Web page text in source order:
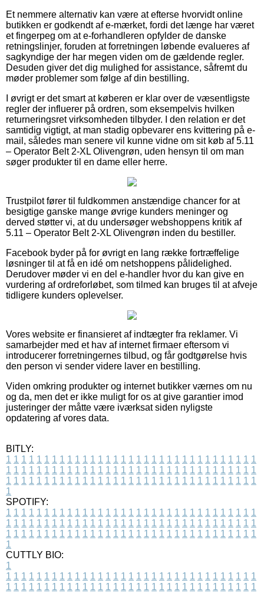
Et nemmere alternativ kan være at efterse hvorvidt online
butikken er godkendt af e-mærket, fordi det længe har været
et fingerpeg om at e-forhandleren opfylder de danske
retningslinjer, foruden at forretningen løbende evalueres af
sagkyndige der har megen viden om de gældende regler.
Desuden giver det dig mulighed for assistance, såfremt du
møder problemer som følge af din bestilling.
I øvrigt er det smart at køberen er klar over de væsentligste
regler der influerer på ordren, som eksempelvis hvilken
returneringsret virksomheden tilbyder. I den relation er det
samtidig vigtigt, at man stadig opbevarer ens kvittering på e-
mail, således man senere vil kunne vidne om sit køb af 5.11
– Operator Belt 2-XL Olivengrøn, uden hensyn til om man
søger produkter til en dame eller herre.
Trustpilot fører til fuldkommen anstændige chancer for at
besigtige ganske mange øvrige kunders meninger og
derved støtter vi, at du undersøger webshoppens kritik af
5.11 – Operator Belt 2-XL Olivengrøn inden du bestiller.
Facebook byder på for øvrigt en lang række fortræffelige
løsninger til at få en idé om netshoppens pålidelighed.
Derudover møder vi en del e-handler hvor du kan give en
vurdering af ordreforløbet, som tilmed kan bruges til at afveje
tidligere kunders oplevelser.
Vores website er finansieret af indtægter fra reklamer. Vi
samarbejder med et hav af internet firmaer eftersom vi
introducerer forretningernes tilbud, og får godtgørelse hvis
den person vi sender videre laver en bestilling.
Viden omkring produkter og internet butikker værnes om nu
og da, men det er ikke muligt for os at give garantier imod
justeringer der måtte være iværksat siden nyligste
opdatering af vores data.
BITLY:
1 1 1 1 1 1 1 1 1 1 1 1 1 1 1 1 1 1 1 1 1 1 1 1 1 1 1 1 1 1 1 1 1
1 1 1 1 1 1 1 1 1 1 1 1 1 1 1 1 1 1 1 1 1 1 1 1 1 1 1 1 1 1 1 1 1
1 1 1 1 1 1 1 1 1 1 1 1 1 1 1 1 1 1 1 1 1 1 1 1 1 1 1 1 1 1 1 1 1
1
SPOTIFY:
1 1 1 1 1 1 1 1 1 1 1 1 1 1 1 1 1 1 1 1 1 1 1 1 1 1 1 1 1 1 1 1 1
1 1 1 1 1 1 1 1 1 1 1 1 1 1 1 1 1 1 1 1 1 1 1 1 1 1 1 1 1 1 1 1 1
1 1 1 1 1 1 1 1 1 1 1 1 1 1 1 1 1 1 1 1 1 1 1 1 1 1 1 1 1 1 1 1 1
1
CUTTLY BIO:
1
1 1 1 1 1 1 1 1 1 1 1 1 1 1 1 1 1 1 1 1 1 1 1 1 1 1 1 1 1 1 1 1 1
1 1 1 1 1 1 1 1 1 1 1 1 1 1 1 1 1 1 1 1 1 1 1 1 1 1 1 1 1 1 1 1 1